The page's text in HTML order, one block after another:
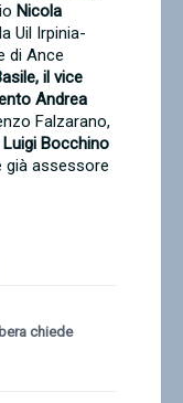
Nicola
Uil Irpinia-
di Ance
il vice
Andrea
Falzarano,
Luigi Bocchino
già assessore
chiede